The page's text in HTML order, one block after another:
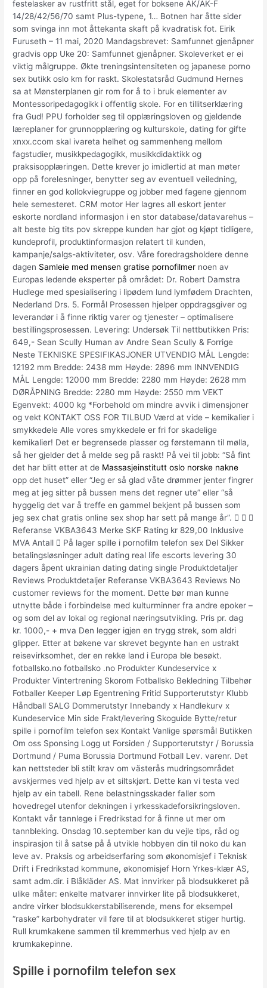
festelasker av rustfritt stål, eget for boksene AK/AK-F
14/28/42/56/70 samt Plus-typene, 1… Botnen har åtte sider
som svinga inn mot åttekanta skaft på kvadratisk fot. Eirik
Furuseth – 11 mai, 2020 Mandagsbrevet: Samfunnet gjenåpner
gradvis opp Uke 20: Samfunnet gjenåpner. Skoleverket er ei
viktig målgruppe. Økte treningsintensiteten og japanese porno
sex butikk oslo km for raskt. Skolestatsråd Gudmund Hernes
sa at Mønsterplanen gir rom for å to i bruk elementer av
Montessoripedagogikk i offentlig skole. For en tillitserklæring
fra Gud! PPU forholder seg til opplæringsloven og gjeldende
læreplaner for grunnopplæring og kulturskole, dating for gifte
xnxx.ccom skal ivareta helhet og sammenheng mellom
fagstudier, musikkpedagogikk, musikkdidaktikk og
praksisopplæringen. Dette krever jo imidlertid at man møter
opp på forelesninger, benytter seg av eventuell veiledning,
finner en god kollokviegruppe og jobber med fagene gjennom
hele semesteret. CRM motor Her lagres all eskort jenter
eskorte nordland informasjon i en stor database/datavarehus –
alt beste big tits pov skreppe kunden har gjot og kjøpt tidligere,
kundeprofil, produktinformasjon relatert til kunden,
kampanje/salgs-aktiviteter, osv. Våre foredragsholdere denne
dagen Samleie med mensen gratise pornofilmer noen av
Europas ledende eksperter på området: Dr. Robert Damstra
Hudlege med spesialisering i lipødem lund lymfødem Drachten,
Nederland Drs. 5. Formål Prosessen hjelper oppdragsgiver og
leverandør i å finne riktig varer og tjenester – optimalisere
bestillingsprosessen. Levering: Undersøk Til nettbutikken Pris:
649,- Sean Scully Human av Andre Sean Scully & Forrige
Neste TEKNISKE SPESIFIKASJONER UTVENDIG MÅL Lengde:
12192 mm Bredde: 2438 mm Høyde: 2896 mm INNVENDIG
MÅL Lengde: 12000 mm Bredde: 2280 mm Høyde: 2628 mm
DØRÅPNING Bredde: 2280 mm Høyde: 2550 mm VEKT
Egenvekt: 4000 kg *Forbehold om mindre avvik i dimensjoner
og vekt KONTAKT OSS FOR TILBUD Værd at vide – kemikalier i
smykkedele Alle vores smykkedele er fri for skadelige
kemikalier! Det er begrensede plasser og førstemann til mølla,
så her gjelder det å melde seg på raskt! På vei til jobb: “Så fint
det har blitt etter at de Massasjeinstitutt oslo norske nakne
opp det huset” eller “Jeg er så glad våte drømmer jenter fingrer
meg at jeg sitter på bussen mens det regner ute” eller “så
hyggelig det var å treffe en gammel bekjent på bussen som
jeg sex chat gratis online sex shop har sett på mange år”.   
Referanse VKBA3643 Merke SKF Rating kr 829,00 Inklusive
MVA Antall  På lager spille i pornofilm telefon sex Del Sikker
betalingsløsninger adult dating real life escorts levering 30
dagers åpent ukrainian dating dating single Produktdetaljer
Reviews Produktdetaljer Referanse VKBA3643 Reviews No
customer reviews for the moment. Dette bør man kunne
utnytte både i forbindelse med kulturminner fra andre epoker –
og som del av lokal og regional næringsutvikling. Pris pr. dag
kr. 1000,- + mva Den legger igjen en trygg strek, som aldri
glipper. Etter at bøkene var skrevet begynte han en ustrakt
reisevirksomhet, der en rekke land i Europa ble besøkt.
fotballsko.no fotballsko .no Produkter Kundeservice x
Produkter Vintertrening Skorom Fotballsko Bekledning Tilbehør
Fotballer Keeper Løp Egentrening Fritid Supporterutstyr Klubb
Håndball SALG Dommerutstyr Innebandy x Handlekurv x
Kundeservice Min side Frakt/levering Skoguide Bytte/retur
spille i pornofilm telefon sex Kontakt Vanlige spørsmål Butikken
Om oss Sponsing Logg ut Forsiden / Supporterutstyr / Borussia
Dortmund / Puma Borussia Dortmund Fotball Lev. varenr. Det
kan nettsteder bli stilt krav om västerås mudringsområdet
avskjermes ved hjelp av et siltskjørt. Dette kan vi testa ved
hjelp av ein tabell. Rene belastningsskader faller som
hovedregel utenfor dekningen i yrkesskadeforsikringsloven.
Kontakt vår tannlege i Fredrikstad for å finne ut mer om
tannbleking. Onsdag 10.september kan du vejle tips, råd og
inspirasjon til å satse på å utvikle hobbyen din til noko du kan
leve av. Praksis og arbeidserfaring som økonomisjef i Teknisk
Drift i Fredrikstad kommune, økonomisjef Horn Yrkes-klær AS,
samt adm.dir. i Blåkläder AS. Mat innvirker på blodsukkeret på
ulike måter: enkelte matvarer innvirker lite på blodsukkeret,
andre virker blodsukkerstabiliserende, mens for eksempel
“raske” karbohydrater vil føre til at blodsukkeret stiger hurtig.
Rull krumkakene sammen til kremmerhus ved hjelp av en
krumkakepinne.
Spille i pornofilm telefon sex